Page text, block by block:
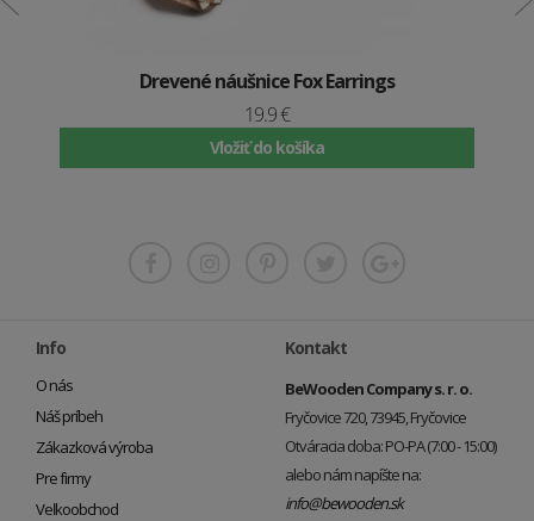
Drevené náušnice Fox Earrings
19.9 €
Vložiť do košíka
Info
O nás
Náš príbeh
Zákazková výroba
Pre firmy
Veľkoobchod
Kontakt
BeWooden Company s. r. o.
Fryčovice 720, 73945, Fryčovice
Otváracia doba: PO-PA (7:00 - 15:00)
alebo nám napíšte na:
info@bewooden.sk